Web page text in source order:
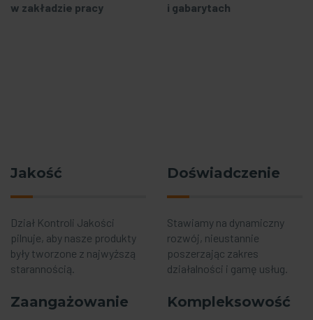
w zakładzie pracy
i gabarytach
Jakość
Dział Kontroli Jakości
pilnuje, aby nasze produkty
były tworzone z najwyższą
starannością.
Doświadczenie
Stawiamy na dynamiczny
rozwój, nieustannie
poszerzając zakres
działalności i gamę usług.
Zaangażowanie Kompleksowość